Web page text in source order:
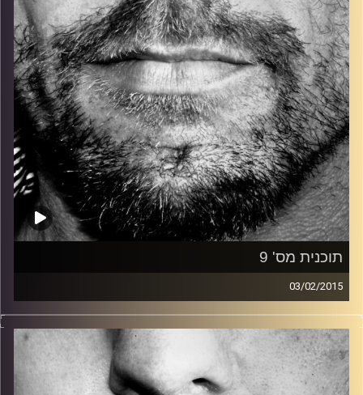
תוכנית מס' 9
03/02/2015
זיפים, מוזיקה מחוספסת של הופעות חיות. הרבה ג'אם, רוק,
בלוז, bluegrass, ג'אז, Fאנק, פרוגרסיב ואפילו אלקטרוניקה.
כל מה שחי, אמיתי ונושם.
עם שמוליק רגב.